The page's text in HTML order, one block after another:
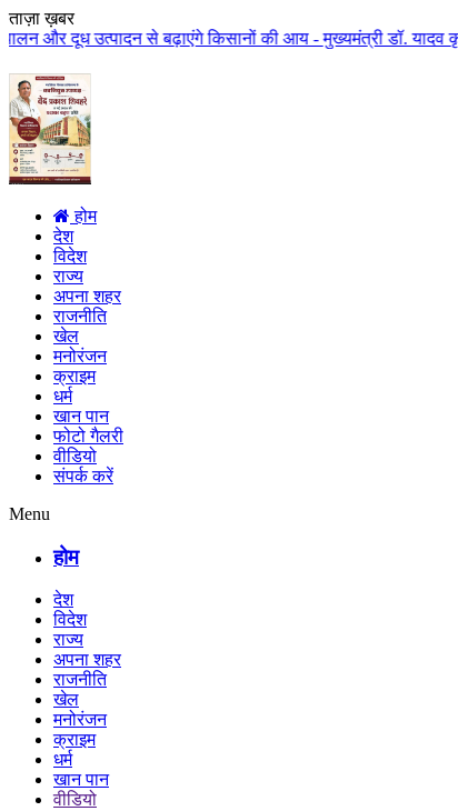
ताज़ा ख़बर
से बढ़ाएंगे किसानों की आय - मुख्यमंत्री डॉ. यादव कृषि वर्ष में एक
होम
देश
विदेश
राज्य
अपना शहर
राजनीति
खेल
मनोरंजन
क्राइम
धर्म
खान पान
फोटो गैलरी
वीडियो
संपर्क करें
Menu
होम
देश
विदेश
राज्य
अपना शहर
राजनीति
खेल
मनोरंजन
क्राइम
धर्म
खान पान
वीडियो